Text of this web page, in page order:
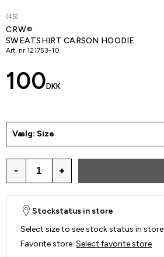
(45)
CRW®
SWEATSHIRT CARSON HOODIE
Art. nr 121753-10
100 DKK
Vælg: Size
- +
Stockstatus in store
Select size to see stock status in store
Favorite store: Select favorite store